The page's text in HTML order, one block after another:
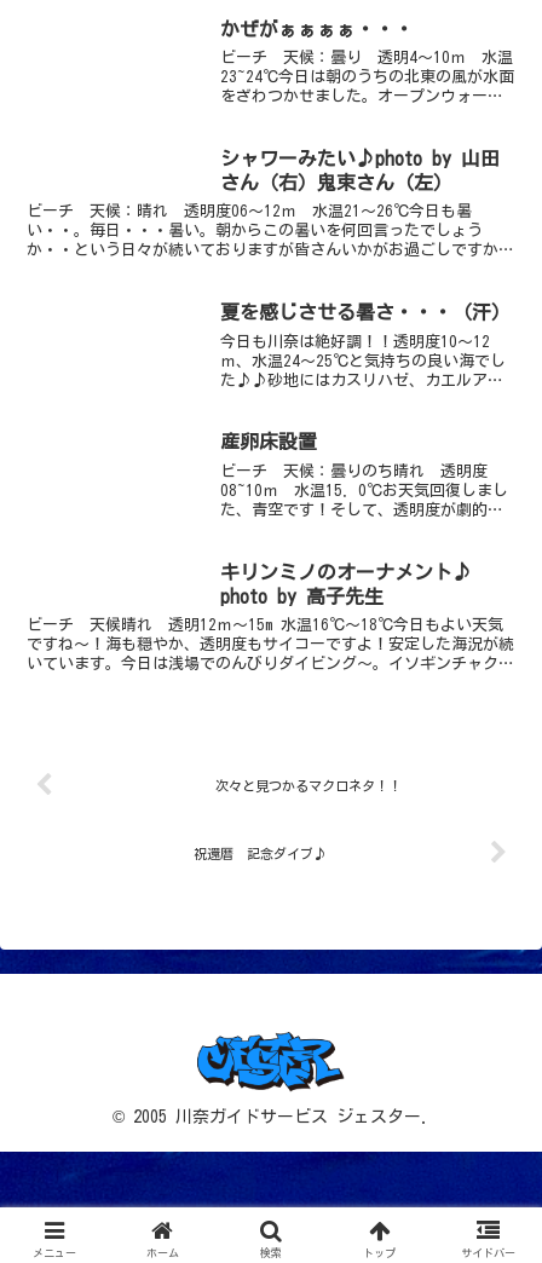
かぜがぁぁぁぁ・・・
ビーチ 天候：曇り 透明4～10ｍ 水温
23~24℃今日は朝のうちの北東の風が水面
をざわつかせました。オープンウォータ
遠征です。ファンダイブチームは８：３
０エントリー組...
シャワーみたい♪photo by 山田
さん（右）鬼束さん（左）
ビーチ 天候：晴れ 透明度06～12ｍ 水温21～26℃今日も暑
い・・。毎日・・・暑い。朝からこの暑いを何回言ったでしょう
か・・という日々が続いておりますが皆さんいかがお過ごしですか？
夏を感じさせる暑さ・・・（汗）
今日も川奈は絶好調！！透明度10～12
ｍ、水温24～25℃と気持ちの良い海でし
た♪♪砂地にはカスリハゼ、カエルアン
しているスナダコもかわいいです岩地に
産卵床設置
ビーチ 天候：曇りのち晴れ 透明度
08~10ｍ 水温15．0℃お天気回復しまし
た、青空です！そして、透明度が劇的に
は毎年恒例、アオリイカ産卵床の設置を
してきました。例...
キリンミノのオーナメント♪
photo by 高子先生
ビーチ 天候晴れ 透明12ｍ～15m 水温16℃～18℃今日もよい天気
ですね～！海も穏やか、透明度もサイコーですよ！安定した海況が続
いています。今日は浅場でのんびりダイビング～。イソギンチャクに
次々と見つかるマクロネタ！！
祝還暦 記念ダイブ♪
© 2005 川奈ガイドサービス ジェスター.
メニュー ホーム 検索 トップ サイドバー